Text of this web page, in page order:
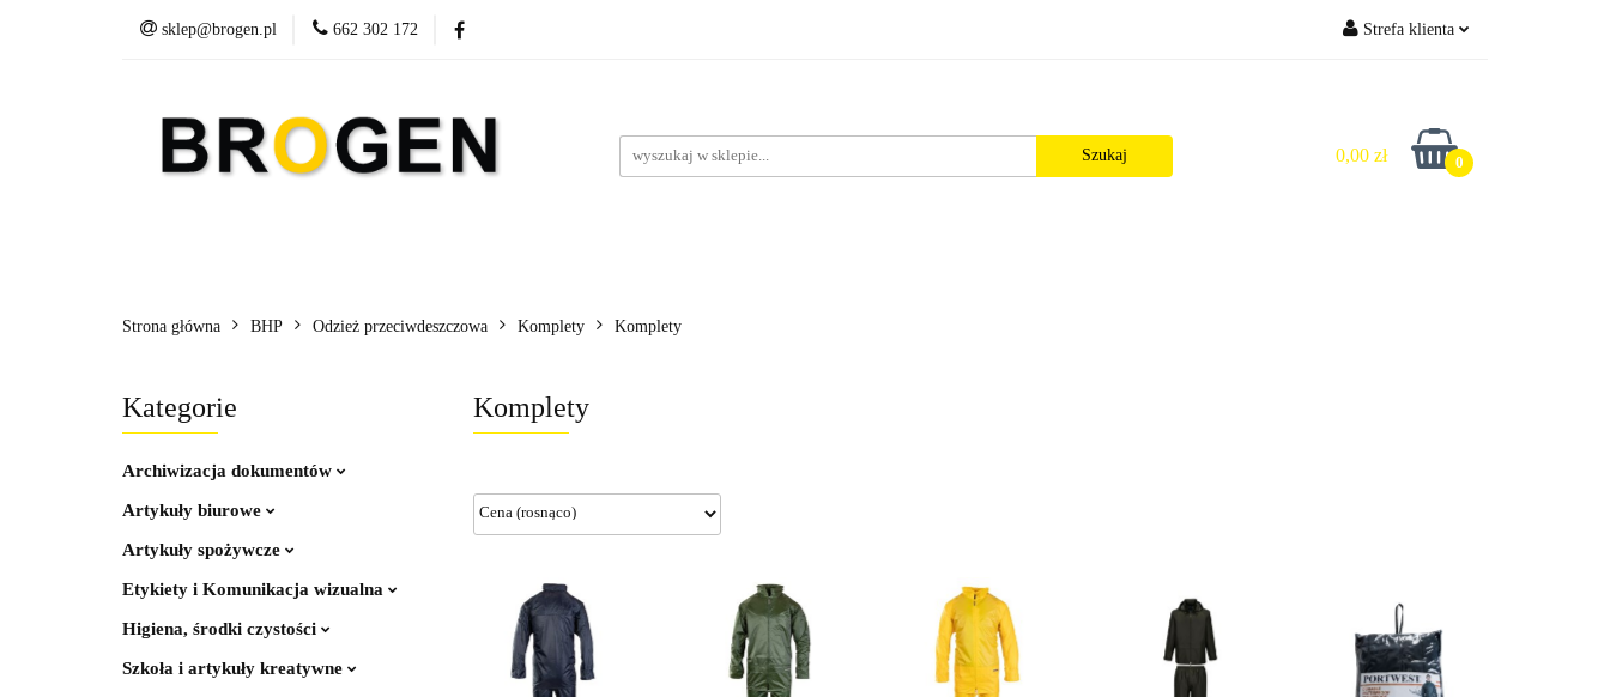
sklep@brogen.pl 662 302 172 Strefa klienta
Zarejestruj się
Dodaj zgłoszenie
0,00 zł 0
Art. Biurowe
Nowości Aktualności
Strona główna BHP Odzież przeciwdeszczowa Komplety Komplety
Kategorie
Archiwizacja dokumentów
Artykuły biurowe
Artykuły spożywcze
Etykiety i Komunikacja wizualna
Higiena, środki czystości
Szkoła i artykuły kreatywne
Komplety